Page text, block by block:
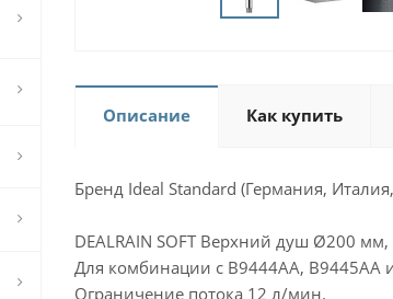
Описание Как купить
Бренд Ideal Standard (Германия,
DEALRAIN SOFT Верхний душ Ø200
Для комбинации с B9444AA, B9445AA
Ограничение потока 12 л/мин.